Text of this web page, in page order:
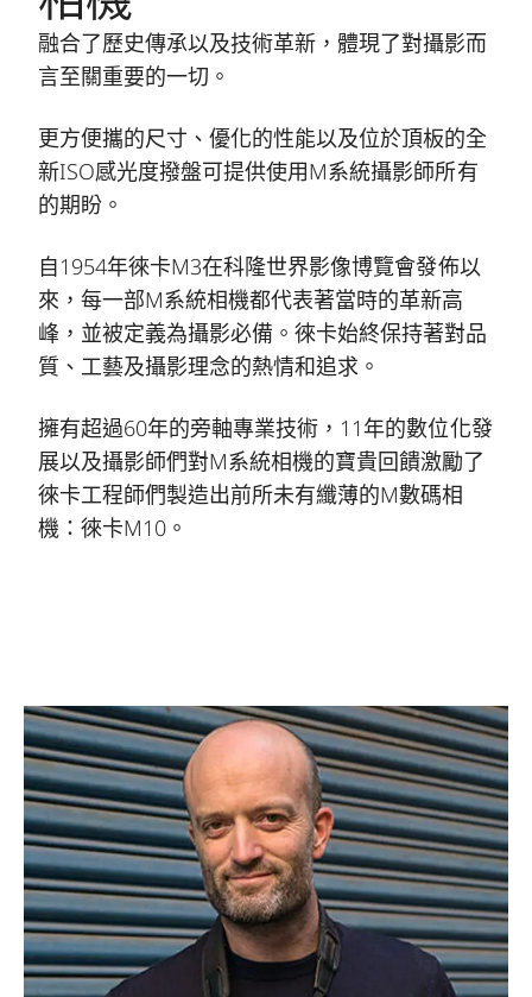
融合了歷史傳承以及技術革新，體現了對攝影而
言至關重要的一切。
更方便攜的尺寸、優化的性能以及位於頂板的全
新ISO感光度撥盤可提供使用M系統攝影師所有
的期盼。
自1954年徠卡M3在科隆世界影像博覽會發佈以
來，每一部M系統相機都代表著當時的革新高
峰，並被定義為攝影必備。徠卡始終保持著對品
質、工藝及攝影理念的熱情和追求。
擁有超過60年的旁軸專業技術，11年的數位化發
展以及攝影師們對M系統相機的寶貴回饋激勵了
徠卡工程師們製造出前所未有纖薄的M數碼相
機：徠卡M10。